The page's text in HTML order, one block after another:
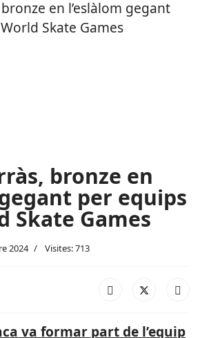
bronze en
per equips
Skate Games
2024 Visites: 713
va formar part de l’equip